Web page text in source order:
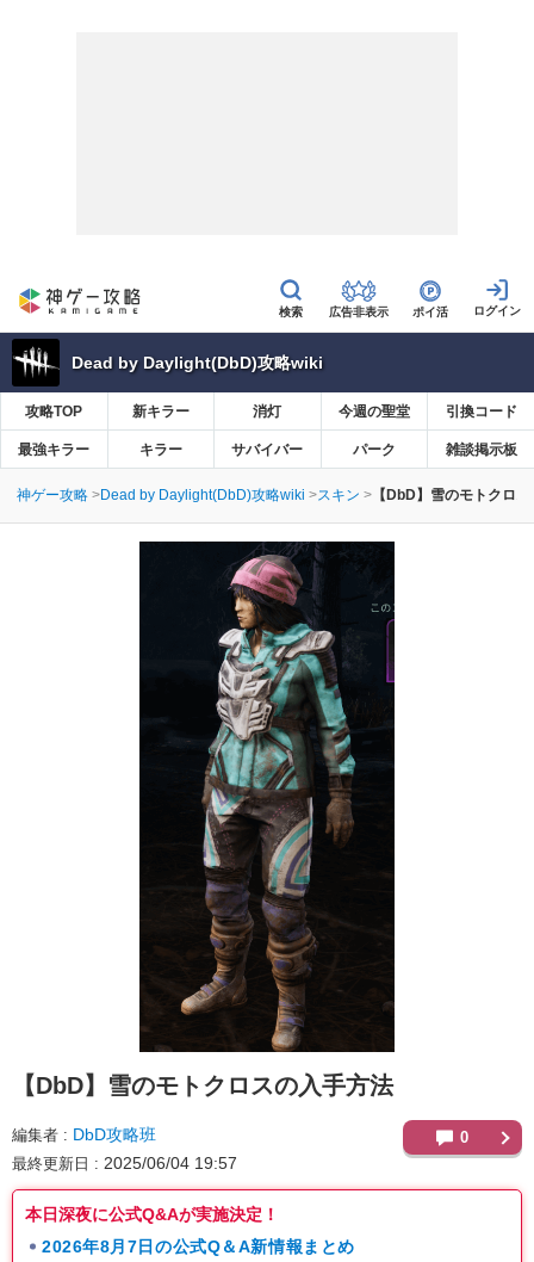
広告非表示 ポイ活
Dead by Daylight(DbD)攻略wiki
攻略TOP 新キラー 消灯 今週の聖堂 引換コード
最強キラー キラー サバイバー パーク 雑談掲示板
神ゲー攻略 Dead by Daylight(DbD)攻略wiki スキン 【DbD】雪のモトクロ
【DbD】 雪のモトクロスの入手方法
編集者 DbD攻略班
最終更新日 2025/06/04 19:57
0
本日深夜に公式Q&Aが実施決定！
2026年8月7日の公式Q＆A新情報まとめ